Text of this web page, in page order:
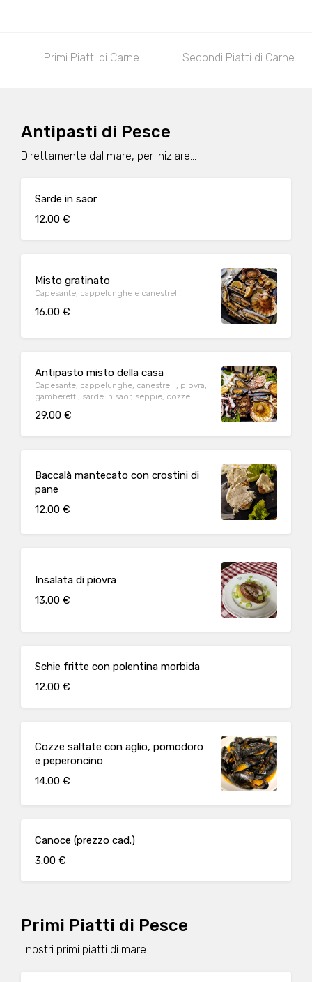
Primi Piatti di Carne Secondi Piatti di Carne
Antipasti di Pesce
Direttamente dal mare, per iniziare...
Sarde in saor
12.00 €
Misto gratinato
Capesante, cappelunghe e canestrelli
16.00 €
Antipasto misto della casa
Capesante, cappelunghe, canestrelli, piovra,
gamberetti, sarde in saor, seppie, cozze
29.00 €
Baccalà mantecato con crostini di
pane
12.00 €
Insalata di piovra
13.00 €
Schie fritte con polentina morbida
12.00 €
Cozze saltate con aglio, pomodoro
e peperoncino
14.00 €
Canoce (prezzo cad.)
3.00 €
Primi Piatti di Pesce
I nostri primi piatti di mare